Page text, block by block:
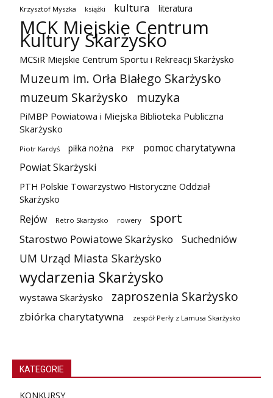
Krzysztof Myszka książki kultura literatura
MCK Miejskie Centrum
Kultury Skarżysko
MCSiR Miejskie Centrum Sportu i Rekreacji Skarżysko
Muzeum im. Orła Białego Skarżysko
muzeum Skarżysko
muzyka
PiMBP Powiatowa i Miejska Biblioteka Publiczna
Skarżysko
Piotr Kardyś piłka nożna PKP
pomoc charytatywna
Powiat Skarżyski
PTH Polskie Towarzystwo Historyczne Oddział
Skarżysko
Rejów Retro Skarżysko rowery sport
Starostwo Powiatowe Skarżysko Suchedniów
UM Urząd Miasta Skarżysko
wydarzenia Skarżysko
wystawa Skarżysko zaproszenia Skarżysko
zbiórka charytatywna zespół Perły z Lamusa Skarżysko
KATEGORIE
KONKURSY